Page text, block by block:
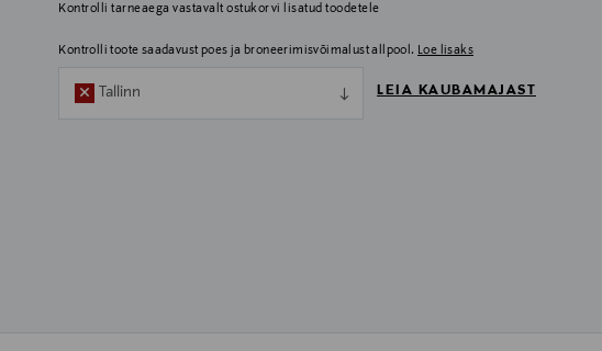
Kontrolli tarneaega vastavalt ostukorvi lisatud toodetele
Kontrolli toote saadavust poes ja broneerimisvõimalust allpool. Loe lisaks
Tallinn LEIA KAUBAMAJAST